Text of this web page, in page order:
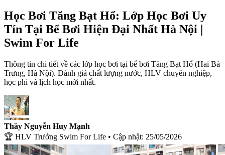
Học Bơi Tăng Bạt Hổ: Lớp Học Bơi Uy
Tín Tại Bể Bơi Hiện Đại Nhất Hà Nội |
Swim For Life
Thông tin chi tiết về các lớp học bơi tại bể bơi Tăng Bạt Hổ (Hai Bà
Trưng, Hà Nội). Đánh giá chất lượng nước, HLV chuyên nghiệp,
học phí và lịch học mới nhất.
Thầy Nguyễn Huy Mạnh
🏆 HLV Trưởng Swim For Life • Cập nhật: 25/05/2026